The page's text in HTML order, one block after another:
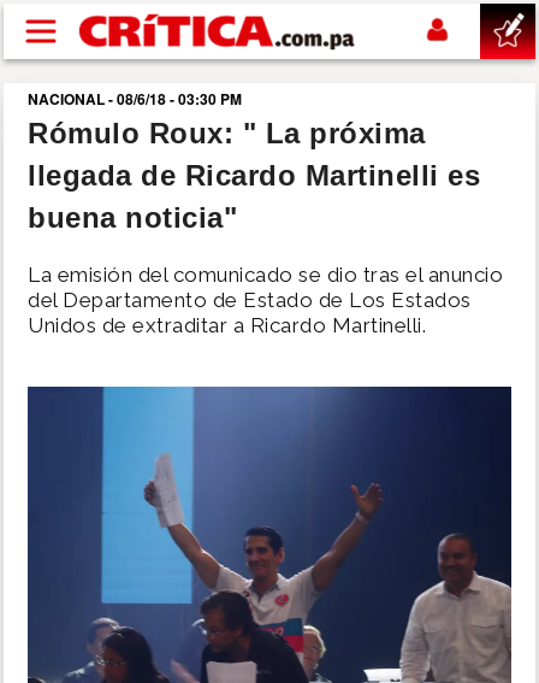
Pasar al contenido principal
buscar
SUCESOS
POLÍTICA
MULTIMEDIA
NACIONAL - 08/6/18 - 03:30 PM
Rómulo Roux: " La próxima
llegada de Ricardo Martinelli es
buena noticia"
La emisión del comunicado se dio tras el anuncio
del Departamento de Estado de Los Estados
Unidos de extraditar a Ricardo Martinelli.